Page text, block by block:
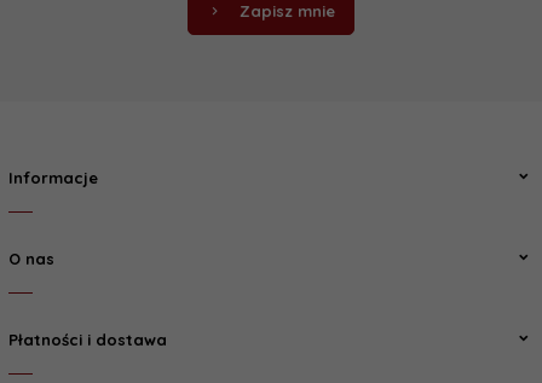
Zapisz mnie
Informacje
O nas
Płatności i dostawa